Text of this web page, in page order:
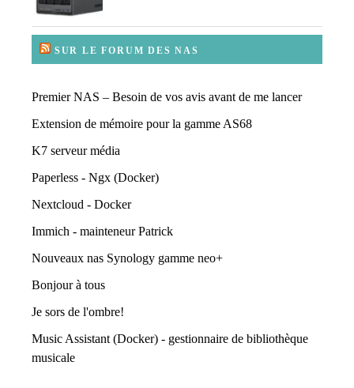
SUR LE FORUM DES NAS
Premier NAS – Besoin de vos avis avant de me lancer
Extension de mémoire pour la gamme AS68
K7 serveur média
Paperless - Ngx (Docker)
Nextcloud - Docker
Immich - mainteneur Patrick
Nouveaux nas Synology gamme neo+
Bonjour à tous
Je sors de l'ombre!
Music Assistant (Docker) - gestionnaire de bibliothèque
musicale